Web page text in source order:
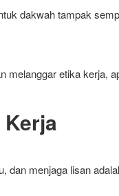
dakwah tampak
melanggar etika kerja,
dan menjaga lisan